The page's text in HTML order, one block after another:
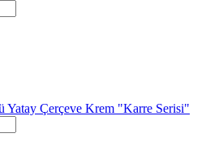
Yatay Çerçeve Krem "Karre Serisi"